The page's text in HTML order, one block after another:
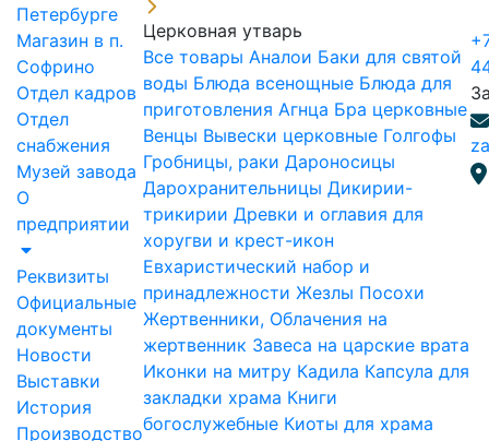
Петербурге
Магазин в п.
Софрино
Отдел кадров
Отдел
снабжения
Музей завода
О
предприятии
Реквизиты
Официальные
документы
Новости
Выставки
История
Производство
Церковная утварь
Все товары Аналои Баки для святой
воды Блюда всенощные Блюда для
приготовления Агнца Бра церковные
Венцы Вывески церковные Голгофы
Гробницы, раки Дароносицы
Дарохранительницы Дикирии-
трикирии Древки и оглавия для
хоругви и крест-икон
Евхаристический набор и
принадлежности Жезлы Посохи
Жертвенники, Облачения на
жертвенник Завеса на царские врата
Иконки на митру Кадила Капсула для
закладки храма Книги
богослужебные Киоты для храма